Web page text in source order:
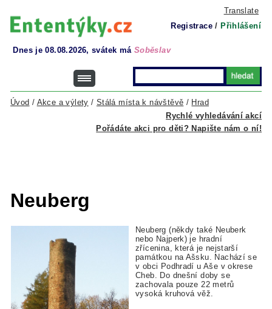
Translate
Registrace / Přihlášení
Dnes je 08.08.2026, svátek má Soběslav
Rychlé vyhledávání akcí
Úvod / Akce a výlety / Stálá místa k návštěvě / Hrad
Pořádáte akci pro děti? Napište nám o ní!
Neuberg
Neuberg (někdy také Neuberk
nebo Najperk) je hradní
zřícenina, která je nejstarší
památkou na Ašsku. Nachází se
v obci Podhradí u Aše v okrese
Cheb. Do dnešní doby se
zachovala pouze 22 metrů
vysoká kruhová věž.